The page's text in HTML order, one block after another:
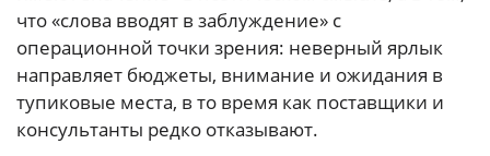
что «слова вводят в заблуждение» с
операционной точки зрения: неверный ярлык
направляет бюджеты, внимание и ожидания в
тупиковые места, в то время как поставщики и
консультанты редко отказывают.